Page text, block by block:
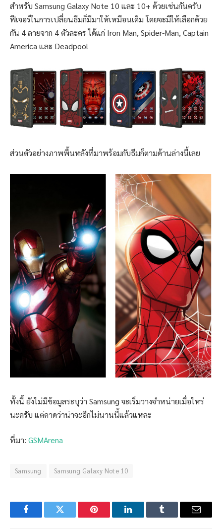
สำหรับ Samsung Galaxy Note 10 และ 10+ ด้วยเช่นกันครับ
ฟีเจอร์ในการเปลี่ยนธีมก็มีมาให้เหมือนเดิม โดยจะมีให้เลือกด้วย
กัน 4 ลายจาก 4 ตัวละคร ได้แก่ Iron Man, Spider-Man, Captain
America และ Deadpool
ส่วนตัวอย่างภาพพื้นหลังที่มาพร้อมกับธีมก็ตามด้านล่างนี้เลย
ทั้งนี้ ยังไม่มีข้อมูลระบุว่า Samsung จะเริ่มวางจำหน่ายเมื่อไหร่
นะครับ แต่คาดว่าน่าจะอีกไม่นานนี้แล้วแหละ
ที่มา: GSMArena
Samsung Samsung Galaxy Note 10
FacebookTwitter Pinterest LinkedInTumblr Email